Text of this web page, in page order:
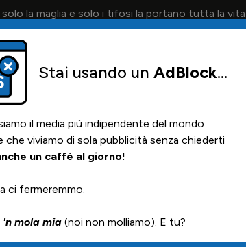
la maglia e solo i tifosi la portano tutta la vita
Il 12° Uomo
Stai usando un AdBlock...
il media più indipendente del mondo
che viviamo di sola pubblicità senza chiederti
un caffè al giorno!
ci fermeremmo.
mola mia (noi non molliamo). E tu?